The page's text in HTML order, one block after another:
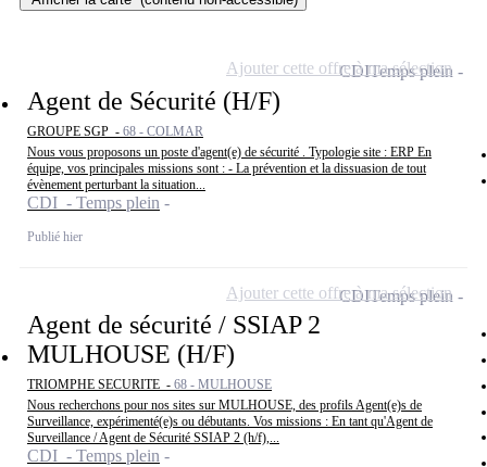
Agent de Sécurité (H/F)
GROUPE SGP - 68 - COLMAR
Nous vous proposons un poste d'agent(e) de sécurité . Typologie site : ERP En
équipe, vos principales missions sont : - La prévention et la dissuasion de tout
évènement perturbant la situation...
CDI - Temps plein
Publié hier
CDITemps plein
Ajouter cette offre à ma sélection
Agent de sécurité / SSIAP 2
MULHOUSE (H/F)
TRIOMPHE SECURITE - 68 - MULHOUSE
Nous recherchons pour nos sites sur MULHOUSE, des profils Agent(e)s de
Surveillance, expérimenté(e)s ou débutants. Vos missions : En tant qu'Agent de
Surveillance / Agent de Sécurité SSIAP 2 (h/f),...
CDI - Temps plein
CDITemps plein
Ajouter cette offre à ma sélection